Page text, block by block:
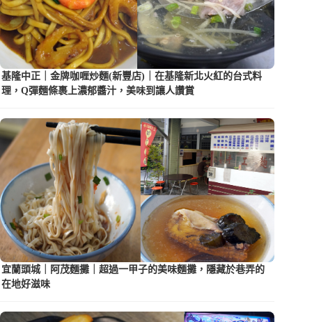
基隆中正｜金牌咖喱炒麵(新豐店)｜在基隆新北火紅的台式料
理，Q彈麵條裹上濃郁醬汁，美味到讓人讚賞
宜蘭頭城｜阿茂麵攤｜超過一甲子的美味麵攤，隱藏於巷弄的
在地好滋味